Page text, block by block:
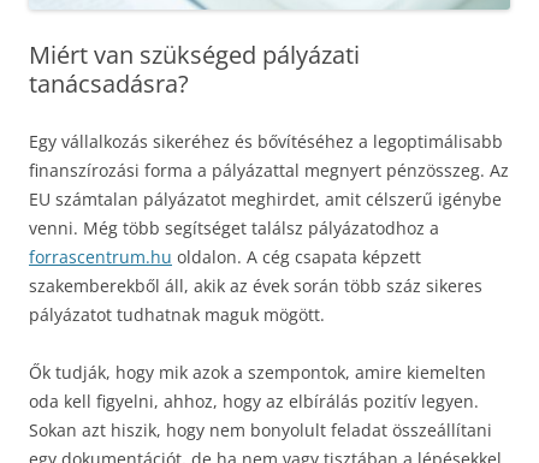
Miért van szükséged pályázati
tanácsadásra?
Egy vállalkozás sikeréhez és bővítéséhez a legoptimálisabb
finanszírozási forma a pályázattal megnyert pénzösszeg. Az
EU számtalan pályázatot meghirdet, amit célszerű igénybe
venni. Még több segítséget találsz pályázatodhoz a
forrascentrum.hu oldalon. A cég csapata képzett
szakemberekből áll, akik az évek során több száz sikeres
pályázatot tudhatnak maguk mögött.
Ők tudják, hogy mik azok a szempontok, amire kiemelten
oda kell figyelni, ahhoz, hogy az elbírálás pozitív legyen.
Sokan azt hiszik, hogy nem bonyolult feladat összeállítani
egy dokumentációt, de ha nem vagy tisztában a lépésekkel